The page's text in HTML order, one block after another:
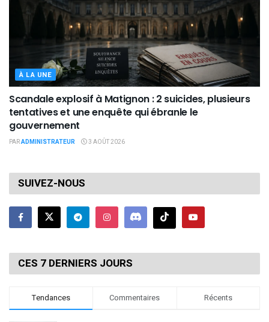
À LA UNE
Scandale explosif à Matignon : 2 suicides, plusieurs
tentatives et une enquête qui ébranle le
gouvernement
PARADMINISTRATEUR 3 AOÛT 2026
SUIVEZ-NOUS
CES 7 DERNIERS JOURS
Tendances Commentaires Récents